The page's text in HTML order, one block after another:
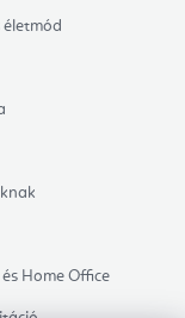
életmód
Home Office